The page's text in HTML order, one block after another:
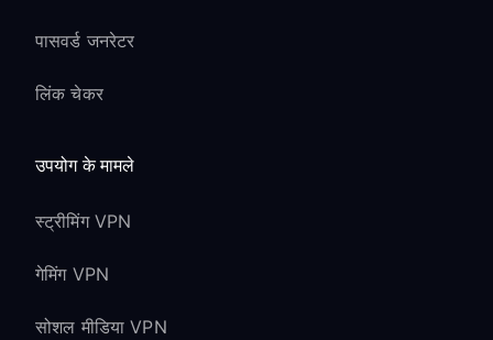
पासवर्ड जनरेटर
लिंक चेकर
उपयोग के मामले
स्ट्रीमिंग VPN
गेमिंग VPN
सोशल मीडिया VPN